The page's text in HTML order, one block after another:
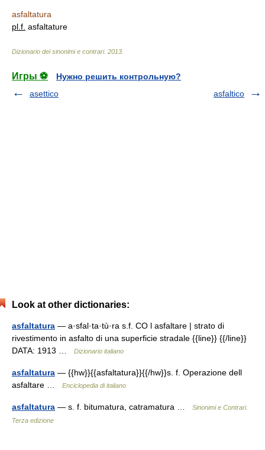
asfaltatura
pl. f. asfaltature
Dizionario dei sinonimi e contrari. 2013
Игры ⚽
Нужно решить контрольную?
asettico
asfaltico
Look at other dictionaries:
asfaltatura — a·sfal·ta·tù·ra s.f. CO l asfaltare | strato di
rivestimento in asfalto di una superficie stradale {{line}} {{/line}}
DATA: 1913 …
Dizionario italiano
asfaltatura — {{hw}}{{asfaltatura}}{{/hw}}s. f. Operazione dell
asfaltare …
Enciclopedia di italiano
asfaltatura — s. f. bitumatura, catramatura …
Sinonimi e Contrari.
Terza edizione